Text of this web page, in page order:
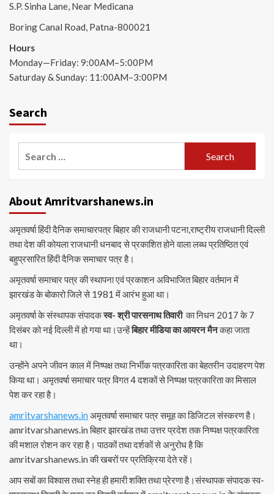
S.P. Sinha Lane, Near Medicana
Boring Canal Road, Patna-800021
Hours
Monday—Friday: 9:00AM–5:00PM
Saturday & Sunday: 11:00AM–3:00PM
Search
About Amritvarshanews.in
अमृतवर्षा हिंदी दैनिक समाचारपत्र बिहार की राजधानी पटना,राष्ट्रीय राजधानी दिल्ली
तथा देश की कोयला राजधानी धनबाद से प्रकाशित होने वाला लब्ध प्रतिष्ठित एवं
बहुप्रसारित हिंदी दैनिक समाचार पत्र है।
अमृतवर्षा समाचार पत्र की स्थापना एवं प्रकाशन अविभाजित बिहार वर्तमान में
झारखंड के बोकारो जिले से 1981 में आरंभ हुआ था।
अमृतवर्षा के संस्थापक संपादकस्व- श्री पारसनाथ तिवारीका निधन 2017 के 7
दिसंबर को नई दिल्ली में हो गया था।उन्हेंबिहार मीडिया का आयरन मैनकहा जाता
था।
उन्होंने अपने जीवन काल में निष्पक्ष तथा निर्भीक पत्रकारिता का बेहतरीन उदाहरण पेश
किया था। अमृतवर्षा समाचार पत्र विगत 4 दशकों से निष्पक्ष पत्रकारिता का मिसाल
पेश कर रहा है।
amritvarshanews.in अमृतवर्षा समाचार पत्र समूह का डिजिटल संस्करण है।
amritvarshanews.in बिहार झारखंड तथा उत्तर प्रदेश तक निष्पक्ष पत्रकारिता
की मशाल रोशन कर रहा है। पाठकों तथा दर्शकों से अनुरोध है कि
amritvarshanews.in की खबरों पर प्रतिक्रिया देते रहें।
आप सबों का विश्वास तथा स्नेह ही हमारी शक्ति तथा प्रेरणा है।संस्थापक संपादक स्व-